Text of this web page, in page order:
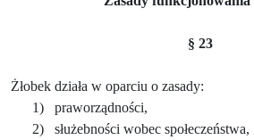
§ 23
Żłobek działa w oparciu o zasady:
1)
praworządności,
2)
służebności wobec społeczeństwa,